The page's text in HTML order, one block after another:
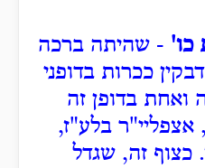
כו' - שהיתה ברכה
ככרות בדופני
ואחת בדופן זה
אצפליי"ר בלע"ז,
כצוף זה, שגדל